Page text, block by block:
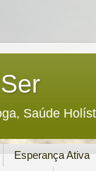
Saúde
Esperança Ativa